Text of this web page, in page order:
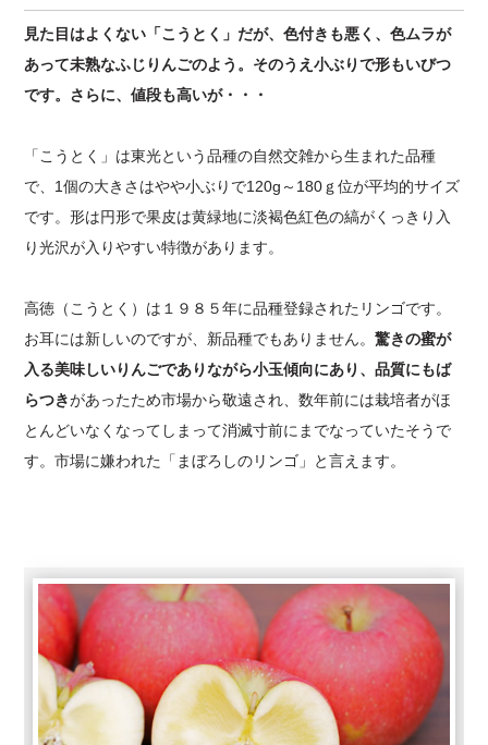
見た目はよくない「こうとく」だが、色付きも悪く、色ムラが
あって未熟なふじりんごのよう。そのうえ小ぶりで形もいびつ
です。さらに、値段も高いが・・・
「こうとく」は東光という品種の自然交雑から生まれた品種
で、1個の大きさはやや小ぶりで120g～180ｇ位が平均的サイズ
です。形は円形で果皮は黄緑地に淡褐色紅色の縞がくっきり入
り光沢が入りやすい特徴があります。
高徳（こうとく）は１９８５年に品種登録されたリンゴです。
お耳には新しいのですが、新品種でもありません。驚きの蜜が
入る美味しいりんごでありながら小玉傾向にあり、品質にもば
らつきがあったため市場から敬遠され、数年前には栽培者がほ
とんどいなくなってしまって消滅寸前にまでなっていたそうで
す。市場に嫌われた「まぼろしのリンゴ」と言えます。